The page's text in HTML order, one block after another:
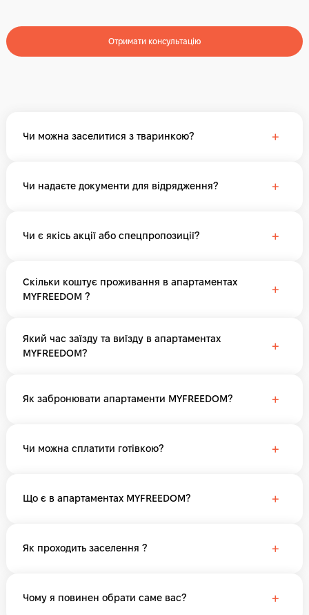
Отримати консультацію
Чи можна заселитися з тваринкою? +
Чи надаєте документи для відрядження? +
Чи є якісь акції або спецпропозиції? +
Скільки коштує проживання в апартаментах
MYFREEDOM ?
+
Який час заїзду та виїзду в апартаментах
MYFREEDOM?
+
Як забронювати апартаменти MYFREEDOM? +
Чи можна сплатити готівкою? +
Що є в апартаментах MYFREEDOM? +
Як проходить заселення ? +
Чому я повинен обрати саме вас? +